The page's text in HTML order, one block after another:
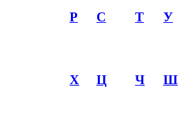
Р С Т У
Х Ц Ч Ш